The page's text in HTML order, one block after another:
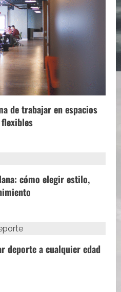
de trabajar en espacios
cómo elegir estilo,
deporte a cualquier edad